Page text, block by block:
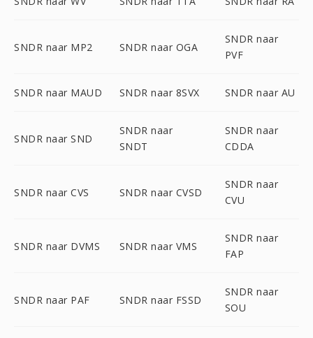
SNDR naar MP2 SNDR naar OGA
SNDR naar
PVF
SNDR naar MAUD SNDR naar 8SVX SNDR naar AU
SNDR naar SND
SNDR naar
SNDT
SNDR naar
CDDA
SNDR naar CVS SNDR naar CVSD
SNDR naar
CVU
SNDR naar DVMS SNDR naar VMS
SNDR naar
FAP
SNDR naar PAF SNDR naar FSSD
SNDR naar
SOU